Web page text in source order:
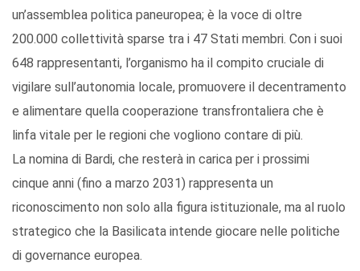
un’assemblea politica paneuropea; è la voce di oltre
200.000 collettività sparse tra i 47 Stati membri. Con i suoi
648 rappresentanti, l’organismo ha il compito cruciale di
vigilare sull’autonomia locale, promuovere il decentramento
e alimentare quella cooperazione transfrontaliera che è
linfa vitale per le regioni che vogliono contare di più.
La nomina di Bardi, che resterà in carica per i prossimi
cinque anni (fino a marzo 2031) rappresenta un
riconoscimento non solo alla figura istituzionale, ma al ruolo
strategico che la Basilicata intende giocare nelle politiche
di governance europea.